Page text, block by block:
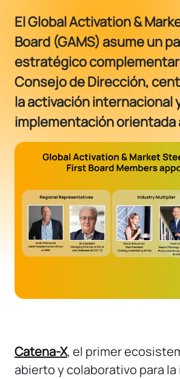
El Global Activation &
Board (GAMS) asume un
estratégico
Consejo de Dirección,
la activación internacional
implementación orientada
Catena-X, el primer
abierto y colaborativo para